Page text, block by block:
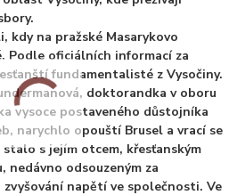
kdy na pražské Masarykovo
Podle oficiálních informací za
fundamentalisté z Vysočiny.
doktorandka v oboru
vysoce postaveného důstojníka
narychlo opouští Brusel a vrací se
s jejím otcem, křesťanským
odsouzeným za
napětí ve společnosti. Ve